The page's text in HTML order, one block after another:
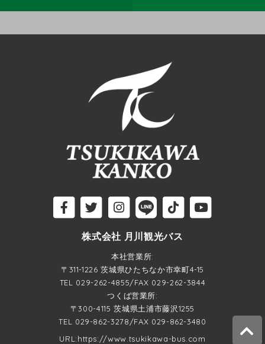
株式会社 月川観光バス
本社営業所:
〒311-1226 茨城県ひたちなか市幸町4-15
TEL 029-262-4855/FAX 029-262-3844
つくば営業所:
〒300-4115 茨城県土浦市藤沢1255
TEL 029-862-3278/FAX 029-862-3480
URL:https://www.tsukikawa-bus.com